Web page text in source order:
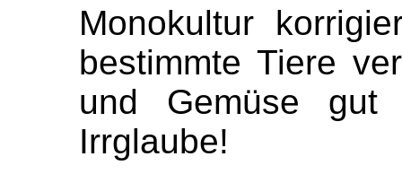
Monokultur
bestimmte Tiere
und Gemüse
Irrglaube!